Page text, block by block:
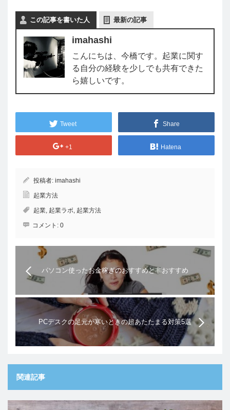
この記事を書いた人 最新の記事
imahashi
こんにちは、今橋です。起業に関す
る自分の経験を少しでも共有できた
ら嬉しいです。
Tweet Share
+1 Hatena
投稿者: imahashi
起業方法
起業, 起業ラボ, 起業方法
コメント: 0
パソコン使ったお金稼ぎのおすすめと非おすすめ
PCデスクの足元が寒いときの超あたたまる対策5選
関連記事